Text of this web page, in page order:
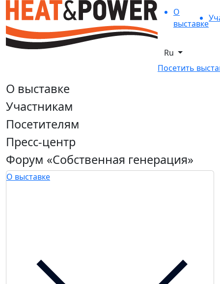
О
выставке
Ru
Посетить
О выставке
Участникам
Посетителям
Пресс-центр
Форум «Собственная генерация»
О выставке